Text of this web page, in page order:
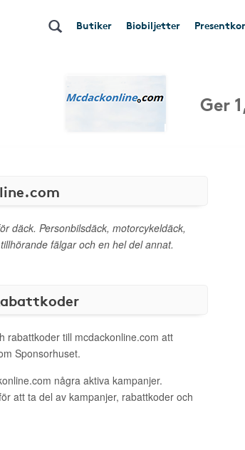
Butiker Biobiljetter
Ger
däck. Personbilsdäck, motorcykeldäck,
fälgar och en hel del annat.
rabattkoder till mcdackonline.com att
Sponsorhuset.
några aktiva kampanjer.
att ta del av kampanjer, rabattkoder och